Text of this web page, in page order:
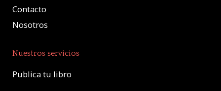
Contacto
Nosotros
Nuestros servicios
Publica tu libro